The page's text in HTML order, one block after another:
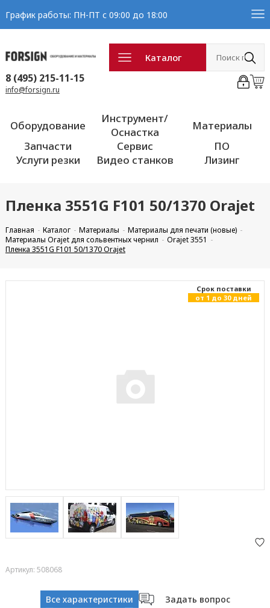
График работы: ПН-ПТ с 09:00 до 18:00
Каталог
8 (495) 215-11-15
info@forsign.ru
Оборудование
Инструмент/
Оснастка
Материалы
Запчасти
Сервис
ПО
Услуги резки
Видео станков Лизинг
Пленка 3551G F101 50/1370 Orajet
Главная Каталог Материалы
Материалы для печати (новые)
Материалы Orajet для сольвентных чернил
Orajet 3551
Пленка 3551G F101 50/1370 Orajet
Cрок поставки
от 1 до 30 дней
Артикул: 508068
Все характеристики
Задать вопрос